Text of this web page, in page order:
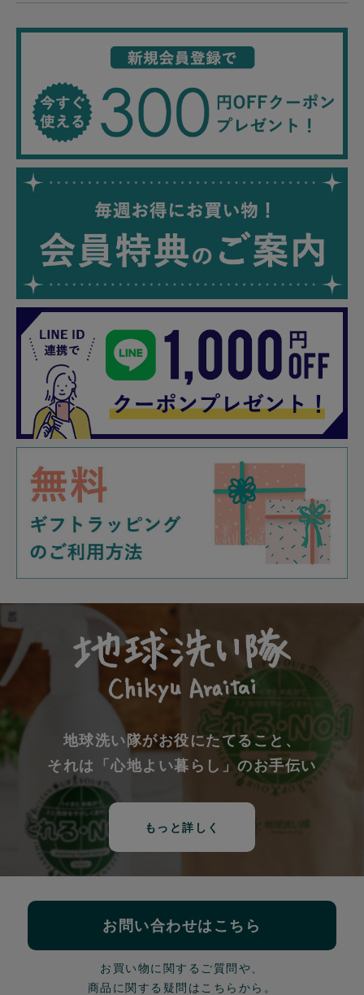
地球洗い隊がお役にたてること、
それは「心地よい暮らし」のお手伝い
もっと詳しく
お問い合わせはこちら
お買い物に関するご質問や、
商品に関する疑問はこちらから。